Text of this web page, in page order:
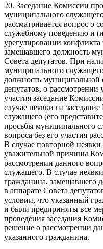
20. Заседание Комиссии
муниципального
рассматривается вопрос о
служебному поведению и
урегулировании
замещавшего должность
Совета депутатов. При
муниципального
должность муниципальной
депутатов, о рассмотрении
участия заседание
случае неявки на
служащего (его
просьбы муниципального
вопроса без его участия
В случае повторной
уважительной причины
рассмотрении данного
служащего. В случае
гражданина, замещавшего
в аппарате Совета
условии, что указанный
и были предприняты все
проведения заседания
решение о рассмотрении
указанного гражданина.